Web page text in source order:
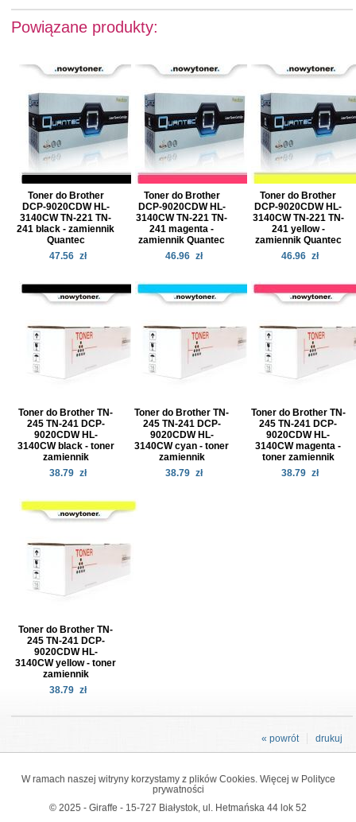
Powiązane produkty:
Toner do Brother
DCP-9020CDW HL-
3140CW TN-221 TN-
241 black - zamiennik
Quantec
47.56 zł
Toner do Brother
DCP-9020CDW HL-
3140CW TN-221 TN-
241 magenta -
zamiennik Quantec
46.96 zł
Toner do Brother
DCP-9020CDW HL-
3140CW TN-221 TN-
241 yellow -
zamiennik Quantec
46.96 zł
Toner do Brother TN-
245 TN-241 DCP-
9020CDW HL-
3140CW black - toner
zamiennik
38.79 zł
Toner do Brother TN-
245 TN-241 DCP-
9020CDW HL-
3140CW cyan - toner
zamiennik
38.79 zł
Toner do Brother TN-
245 TN-241 DCP-
9020CDW HL-
3140CW magenta -
toner zamiennik
38.79 zł
Toner do Brother TN-
245 TN-241 DCP-
9020CDW HL-
3140CW yellow - toner
zamiennik
38.79 zł
drukuj
« powrót
W ramach naszej witryny korzystamy z plików Cookies. Więcej w Polityce
prywatności
© 2025 - Giraffe - 15-727 Białystok, ul. Hetmańska 44 lok 52